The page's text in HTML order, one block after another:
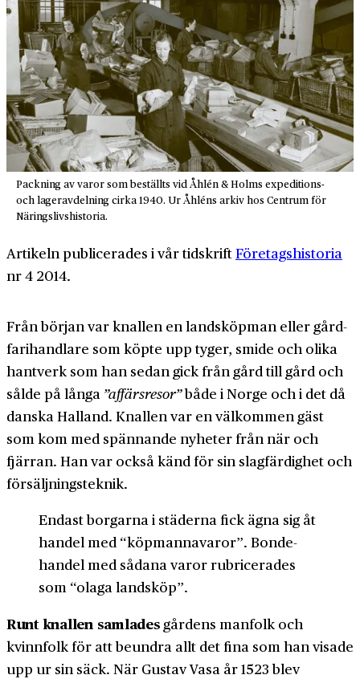
Packning av varor som beställts vid Åhlén & Holms expeditions-
och lageravdelning cirka 1940. Ur Åhléns arkiv hos Centrum för
Näringslivshistoria.
Artikeln publicerades i vår tidskriftFöretagshistoria
nr 4 2014.
Från början var knallen en lands­köpman eller gård­
fari­handlare som köpte upp tyger, smide och olika
hant­verk som han sedan gick från gård till gård och
sålde på långa ”affärs­resor”både i Norge och i det då
danska Halland. Knallen var en välkommen gäst
som kom med spännande nyheter från när och
fjärran. Han var också känd för sin slag­färdighet och
för­säljnings­teknik.
Endast borgarna i städerna fick ägna sig åt
handel med “köpmanna­varor”. Bonde­
handel med sådana varor rubricerades
som “olaga landsköp”.
Runt knallen samlades gårdens man­folk och
kvinnfolk för att beundra allt det fina som han visade
upp ur sin säck. När Gustav Vasa år 1523 blev